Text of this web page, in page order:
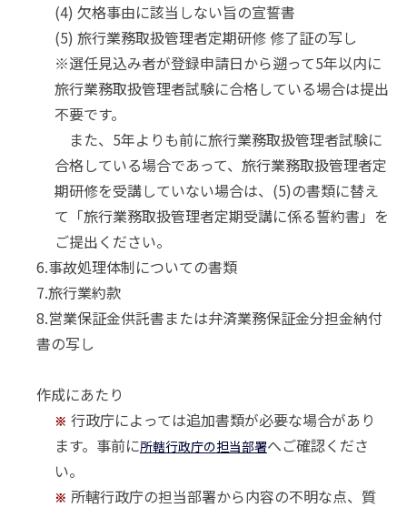
(4) 欠格事由に該当しない旨の宣誓書
(5) 旅行業務取扱管理者定期研修 修了証の写し
※選任見込み者が登録申請日から遡って5年以内に
旅行業務取扱管理者試験に合格している場合は提出
不要です。
また、5年よりも前に旅行業務取扱管理者試験に
合格している場合であって、旅行業務取扱管理者定
期研修を受講していない場合は、(5)の書類に替え
て「旅行業務取扱管理者定期受講に係る誓約書」を
ご提出ください。
6.事故処理体制についての書類
7.旅行業約款
8.営業保証金供託書または弁済業務保証金分担金納付
書の写し
作成にあたり
※ 行政庁によっては追加書類が必要な場合があり
ます。事前に所轄行政庁の担当部署へご確認くださ
い。
※ 所轄行政庁の担当部署から内容の不明な点、質